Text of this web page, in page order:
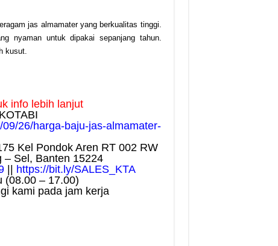
jas almamater yang berkualitas tinggi.
nyaman untuk dipakai sepanjang tahun.
kusut.
info lebih lanjut
26/harga-baju-jas-almamater-
Kel Pondok Aren RT 002 RW
– Sel, Banten 15224
||
https://bit.ly/SALES_KTA
(08.00 – 17.00)
kami pada jam kerja